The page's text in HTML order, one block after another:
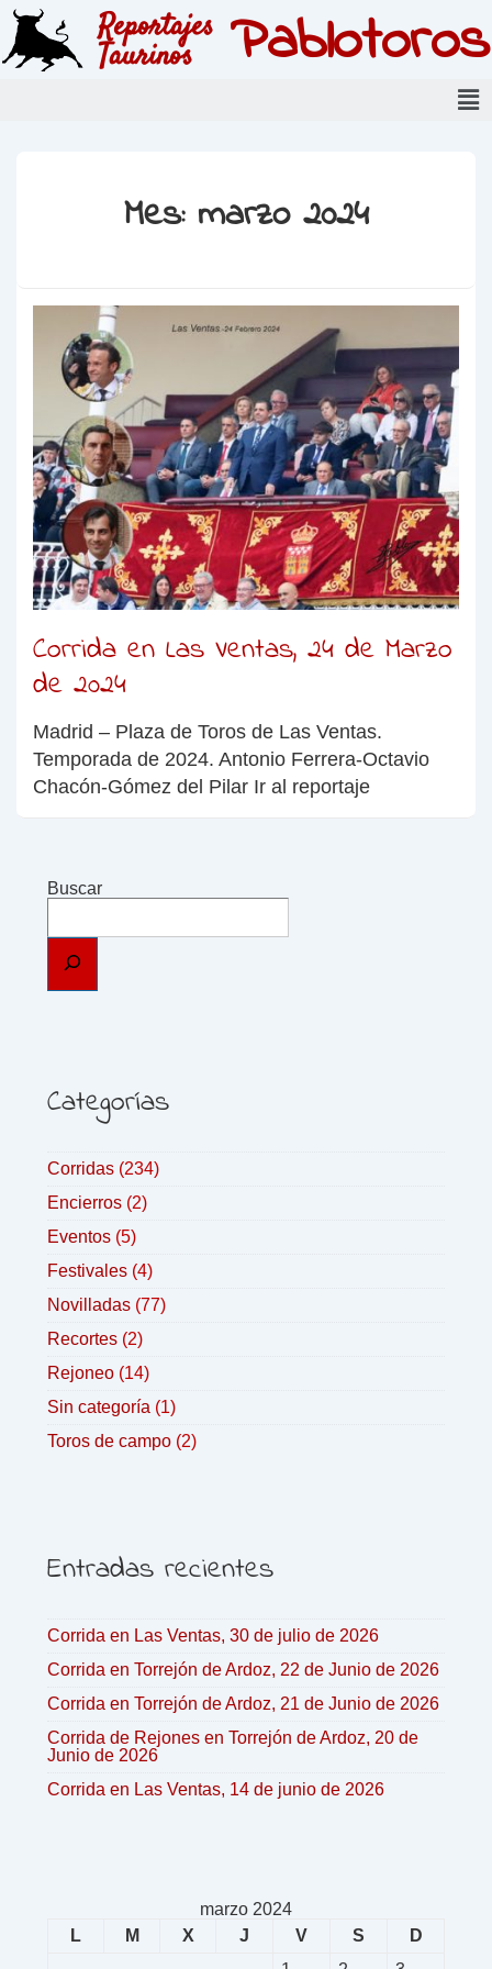
Reportajes
Taurinos Pablotoros
Mes: marzo 2024
Corrida en Las Ventas, 24 de Marzo
de 2024
Madrid – Plaza de Toros de Las Ventas.
Temporada de 2024. Antonio Ferrera-Octavio
Chacón-Gómez del Pilar Ir al reportaje
Buscar
Categorías
Corridas (234)
Encierros (2)
Eventos (5)
Festivales (4)
Novilladas (77)
Recortes (2)
Rejoneo (14)
Sin categoría (1)
Toros de campo (2)
Entradas recientes
Corrida en Las Ventas, 30 de julio de 2026
Corrida en Torrejón de Ardoz, 22 de Junio de 2026
Corrida en Torrejón de Ardoz, 21 de Junio de 2026
Corrida de Rejones en Torrejón de Ardoz, 20 de
Junio de 2026
Corrida en Las Ventas, 14 de junio de 2026
marzo 2024
L
M X J V S
D